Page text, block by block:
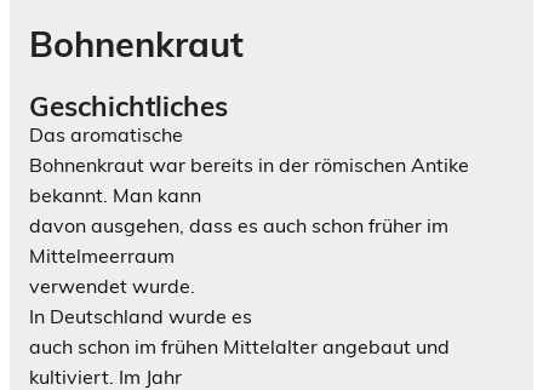
Bohnenkraut
Geschichtliches
Das aromatische
Bohnenkraut war bereits in der römischen Antike
bekannt. Man kann
davon ausgehen, dass es auch schon früher im
Mittelmeerraum
verwendet wurde.
In Deutschland wurde es
auch schon im frühen Mittelalter angebaut und
kultiviert. Im Jahr